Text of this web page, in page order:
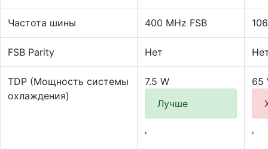
Частота шины 400 MHz FSB
FSB Parity Нет
TDP (Мощность системы
охлаждения)
7.5 W
Лучше
'
65
'